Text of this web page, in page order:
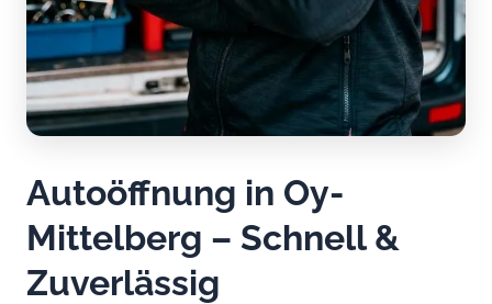
Autoöffnung in Oy-
Mittelberg – Schnell &
Zuverlässig